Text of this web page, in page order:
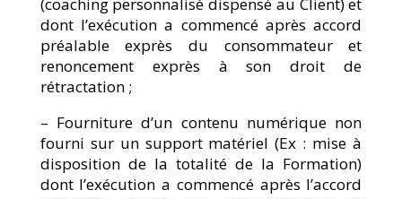
dont l’exécution a commencé après accord
préalable exprès du consommateur et
renoncement exprès à son droit de
rétractation ;
– Fourniture d’un contenu numérique non
fourni sur un support matériel (Ex : mise à
disposition de la totalité de la Formation)
dont l’exécution a commencé après l’accord